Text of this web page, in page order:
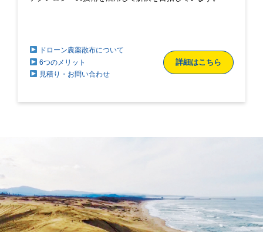
ドローン農薬散布について
6つのメリット
見積り・お問い合わせ
詳細はこちら